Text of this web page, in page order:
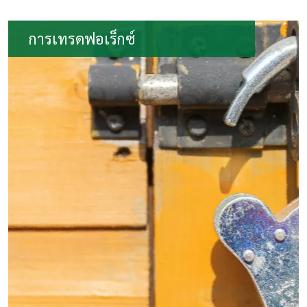
การเทรดฟอเร็กซ์